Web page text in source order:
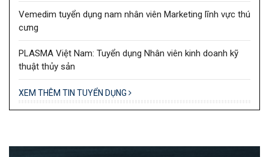
Vemedim tuyển dụng nam nhân viên Marketing lĩnh vực thú
cưng
PLASMA Việt Nam: Tuyển dụng Nhân viên kinh doanh kỹ
thuật thủy sản
XEM THÊM TIN TUYỂN DỤNG